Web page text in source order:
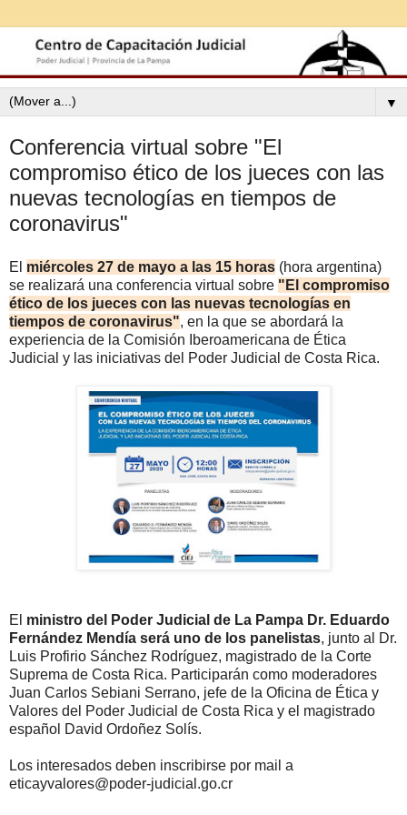
▼
Conferencia virtual sobre "El
compromiso ético de los jueces con las
nuevas tecnologías en tiempos de
coronavirus"
El miércoles 27 de mayo a las 15 horas (hora argentina)
se realizará una conferencia virtual sobre "El compromiso
ético de los jueces con las nuevas tecnologías en
tiempos de coronavirus", en la que se abordará la
experiencia de la Comisión Iberoamericana de Ética
Judicial y las iniciativas del Poder Judicial de Costa Rica.
El ministro del Poder Judicial de La Pampa Dr. Eduardo
Fernández Mendía será uno de los panelistas, junto al Dr.
Luis Profirio Sánchez Rodríguez, magistrado de la Corte
Suprema de Costa Rica. Participarán como moderadores
Juan Carlos Sebiani Serrano, jefe de la Oficina de Ética y
Valores del Poder Judicial de Costa Rica y el magistrado
español David Ordoñez Solís.
Los interesados deben inscribirse por mail a
eticayvalores@poder-judicial.go.cr